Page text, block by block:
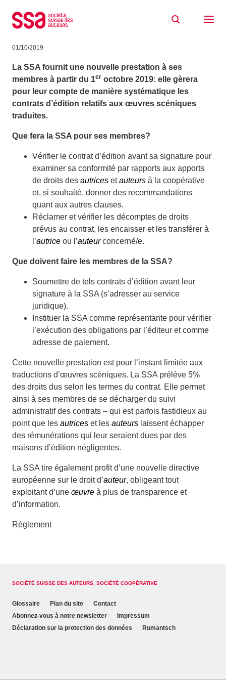
traductions (œuvres de scène)
01/10/2019
La SSA fournit une nouvelle prestation à ses
membres à partir du 1er octobre 2019: elle gèrera
pour leur compte de manière systématique les
contrats d’édition relatifs aux œuvres scéniques
traduites.
Que fera la SSA pour ses membres?
Vérifier le contrat d’édition avant sa signature pour
examiner sa conformité par rapports aux apports
de droits des autrices etauteurs à la coopérative
et, si souhaité, donner des recommandations
quant aux autres clauses.
Réclamer et vérifier les décomptes de droits
prévus au contrat, les encaisser et les transférer à
l’autrice ou l’auteurconcerné/e.
Que doivent faire les membres de la SSA?
Soumettre de tels contrats d’édition avant leur
signature à la SSA (s’adresser au service
juridique).
Instituer la SSA comme représentante pour vérifier
l’exécution des obligations par l’éditeur et comme
adresse de paiement.
Cette nouvelle prestation est pour l’instant limitée aux
traductions d’œuvres scéniques. La SSA prélève 5%
des droits dus selon les termes du contrat. Elle permet
ainsi à ses membres de se décharger du suivi
administratif des contrats – qui est parfois fastidieux au
point que les autrices et les auteurs laissent échapper
des rémunérations qui leur seraient dues par des
maisons d’édition négligentes.
La SSA tire également profit d’une nouvelle directive
européenne sur le droit d’auteur, obligeant tout
exploitant d’une œuvre à plus de transparence et
d’information.
Règlement
SOCIÉTÉ SUISSE DES AUTEURS, SOCIÉTÉ COOPÉRATIVE
Glossaire Plan du site
Contact
Abonnez-vous à notre newsletter
Impressum
Déclaration sur la protection des données
Rumantsch